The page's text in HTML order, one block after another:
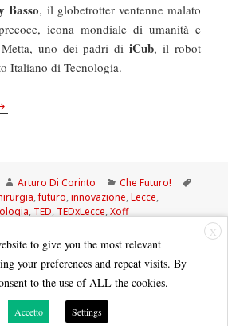
Basso, il globetrotter ventenne malato
icona mondiale di umanità e
uno dei padri di iCub, il robot
Italiano di Tecnologia.
Perché ci è piaciuto il TEDxLecce
Autore
Arturo Di Corinto Categorie
Che Futuro!
,futuro,innovazione,Lecce,
, TED, TEDxLecce,Xoff
su Chefuturo! Perché ci è piaciuto il TEDxLecce
X
to give you the most relevant
your preferences and repeat visits. By
to the use of ALL the cookies.
Accetto Settings